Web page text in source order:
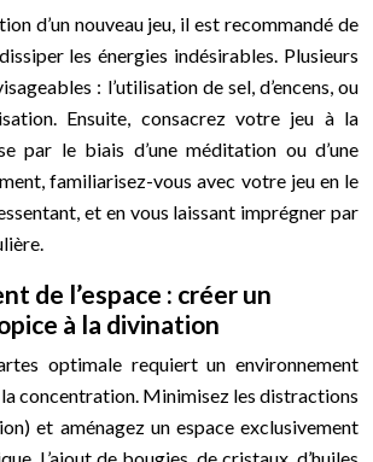
d’un nouveau jeu, il est recommandé de
les énergies indésirables. Plusieurs
: l’utilisation de sel, d’encens, ou
Ensuite, consacrez votre jeu à la
par le biais d’une méditation ou d’une
familiarisez-vous avec votre jeu en le
et en vous laissant imprégner par
de l’espace : créer un
à la divination
optimale requiert un environnement
concentration. Minimisez les distractions
et aménagez un espace exclusivement